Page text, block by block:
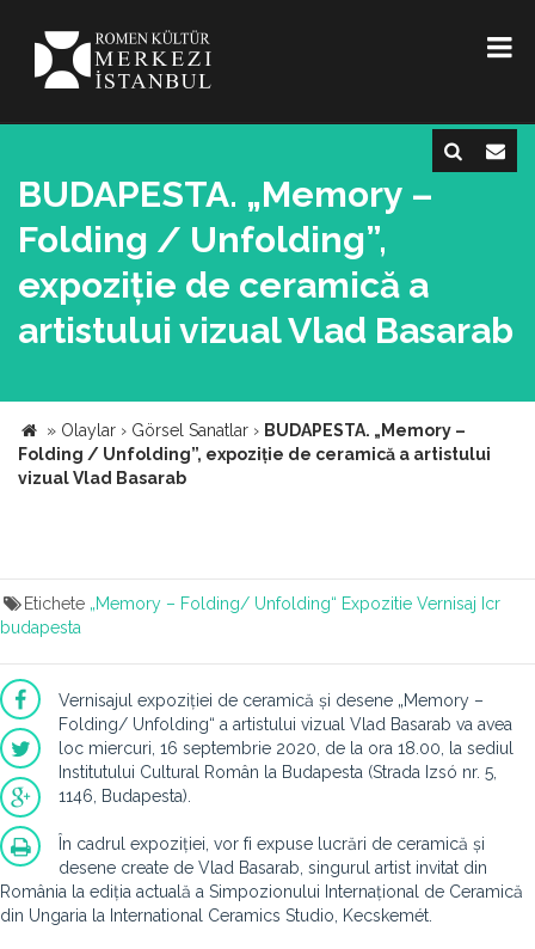
BUDAPESTA. „Memory –
Folding / Unfolding”,
expoziție de ceramică a
artistului vizual Vlad Basarab
» Olaylar › Görsel Sanatlar › BUDAPESTA. „Memory –
Folding / Unfolding”, expoziție de ceramică a artistului
vizual Vlad Basarab
Etichete „Memory – Folding/ Unfolding“ Expozitie Vernisaj Icr
budapesta
Vernisajul expoziției de ceramică și desene „Memory –
Folding/ Unfolding“ a artistului vizual Vlad Basarab va avea
loc miercuri, 16 septembrie 2020, de la ora 18.00, la sediul
Institutului Cultural Român la Budapesta (Strada Izsó nr. 5,
1146, Budapesta).
În cadrul expoziției, vor fi expuse lucrări de ceramică și
desene create de Vlad Basarab, singurul artist invitat din
România la ediția actuală a Simpozionului Internațional de Ceramică
din Ungaria la International Ceramics Studio, Kecskemét.